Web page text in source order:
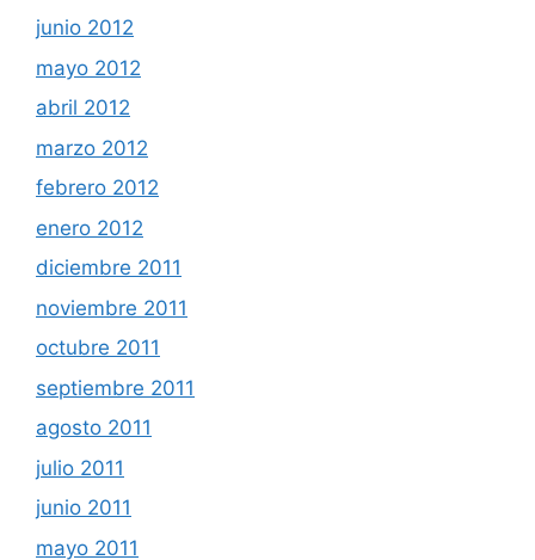
junio 2012
mayo 2012
abril 2012
marzo 2012
febrero 2012
enero 2012
diciembre 2011
noviembre 2011
octubre 2011
septiembre 2011
agosto 2011
julio 2011
junio 2011
mayo 2011